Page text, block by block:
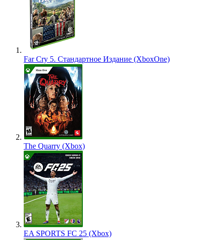
Far Cry 5. Стандартное Издание (XboxOne)
The Quarry (Xbox)
EA SPORTS FC 25 (Xbox)